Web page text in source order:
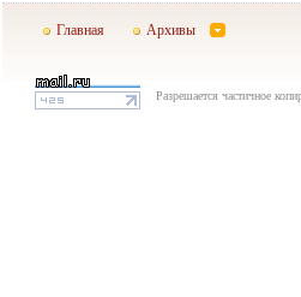
Главная Архивы
Разрешается частичное